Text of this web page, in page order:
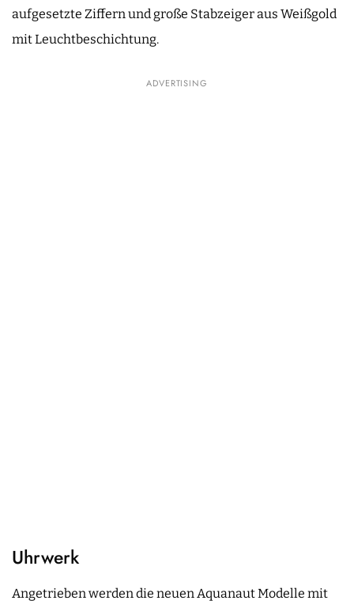
aufgesetzte Ziffern und große Stabzeiger aus Weißgold
mit Leuchtbeschichtung.
ADVERTISING
Uhrwerk
Angetrieben werden die neuen Aquanaut Modelle mit